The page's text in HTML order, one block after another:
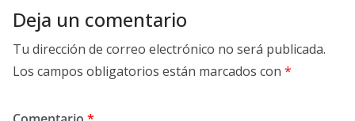
Deja un comentario
Tu dirección de correo electrónico no será publicada.
Los campos obligatorios están marcados con *